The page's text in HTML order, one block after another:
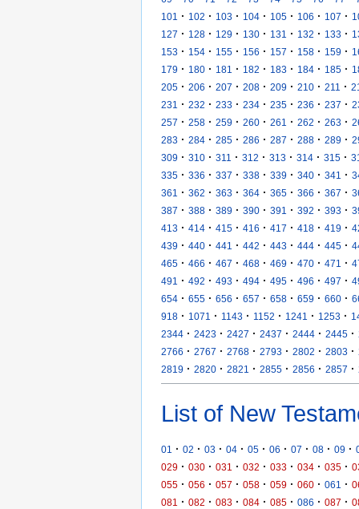
101
· 102 · 103 · 104 · 105 · 106 · 107 ·
127 · 128 · 129 · 130 · 131 · 132 · 133 ·
153 · 154 · 155 · 156 · 157 · 158 · 159 ·
179 · 180 · 181 · 182 · 183 · 184 · 185 ·
205 · 206 · 207 · 208 · 209 · 210 · 211 ·
231
· 232 · 233 · 234 · 235 · 236 · 237 ·
257 · 258 · 259 · 260 · 261 · 262 · 263 ·
283 · 284 · 285 · 286 · 287 · 288 · 289 ·
309 · 310 · 311 · 312 · 313 · 314 · 315 ·
335 · 336 · 337 · 338 · 339 · 340 · 341 ·
361
· 362 · 363 · 364 · 365 · 366 · 367 ·
387 · 388 · 389 · 390 · 391 · 392 · 393 ·
413 · 414 · 415 · 416 · 417 · 418 · 419 ·
439 · 440 · 441 · 442 · 443 · 444 · 445 ·
465 · 466 · 467 · 468 · 469 · 470 · 471 ·
491
· 492 · 493 · 494 · 495 · 496 · 497 ·
654 · 655 · 656 · 657 · 658 · 659 · 660 ·
918 · 1071 · 1143 · 1152 · 1241 · 1253 ·
2344 · 2423 · 2427 · 2437 · 2444 · 2445 ·
2766 · 2767 · 2768 · 2793 · 2802 · 2803 ·
2819 · 2820 · 2821 · 2855 · 2856 · 2857 ·
List of New
01 · 02 · 03 · 04 · 05 · 06 · 07 · 08 · 09 ·
029 · 030 · 031 · 032 · 033 · 034 · 035 ·
055 · 056 · 057 · 058 · 059 · 060 · 061 ·
081
· 082 · 083 · 084 · 085 · 086 · 087 ·